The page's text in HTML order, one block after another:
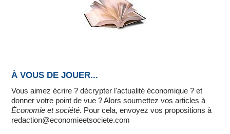
À VOUS DE JOUER...
Vous aimez écrire ? décrypter l'actualité économique ? et
donner votre point de vue ? Alors soumettez vos articles à
Économie et société. Pour cela, envoyez vos propositions à
redaction@economieetsociete.com